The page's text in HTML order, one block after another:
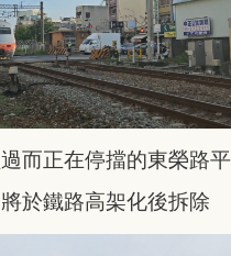
而正在停擋的東榮路平
於鐵路高架化後拆除